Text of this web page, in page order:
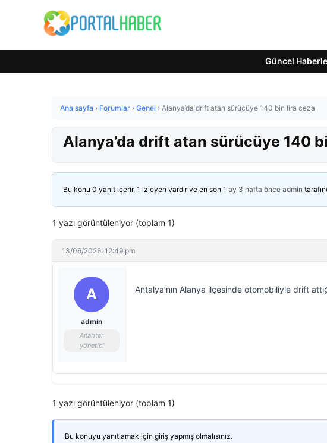
Güncel
Ana sayfa › Forumlar › Genel › Alanya’da drift atan sürücüye 140 bin lira ceza
Alanya’da drift atan sürücüye 140
Bu konu 0 yanıt içerir, 1 izleyen vardır ve en son 1 ay 3 hafta önce admin
1 yazı görüntüleniyor (toplam 1)
13/06/2026: 12:49 pm
A
admin
Anahtar
yönetici
Antalya’nın Alanya ilçesinde otomobiliyle drift
1 yazı görüntüleniyor (toplam 1)
Bu konuyu yanıtlamak için giriş yapmış olmalısınız.